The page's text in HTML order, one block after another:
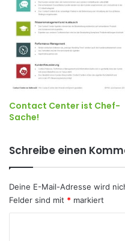
Contact Center ist Chef-
Sache!
Schreibe einen
Deine E-Mail-Adresse wird
Felder sind mit * markiert